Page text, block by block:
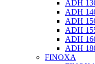
ADH
ADH
ADH
ADH
ADH
ADH
FINOXA